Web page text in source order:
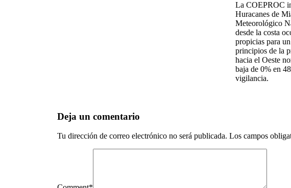
La COEPROC
Huracanes de
Meteorológico
desde la costa
propicias para
principios de la
hacia el Oeste
baja de 0% en
vigilancia.
Deja un comentario
Tu dirección de correo electrónico no será publicada. Los campos